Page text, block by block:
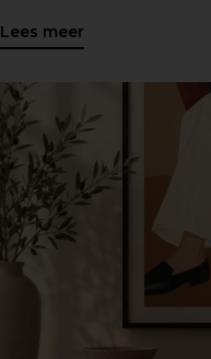
Lees meer